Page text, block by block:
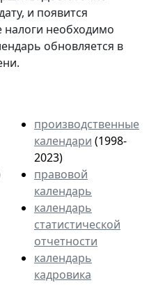
и появится
необходимо
обновляется в
производственные
календари (1998-
2023)
правовой
календарь
календарь
статистической
отчетности
календарь
кадровика